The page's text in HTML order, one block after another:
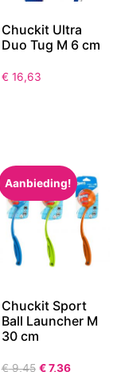
Chuckit Ultra
Duo Tug M 6 cm
€ 16,63
Aanbieding!
Chuckit Sport
Ball Launcher M
30 cm
€9,45 €7,36